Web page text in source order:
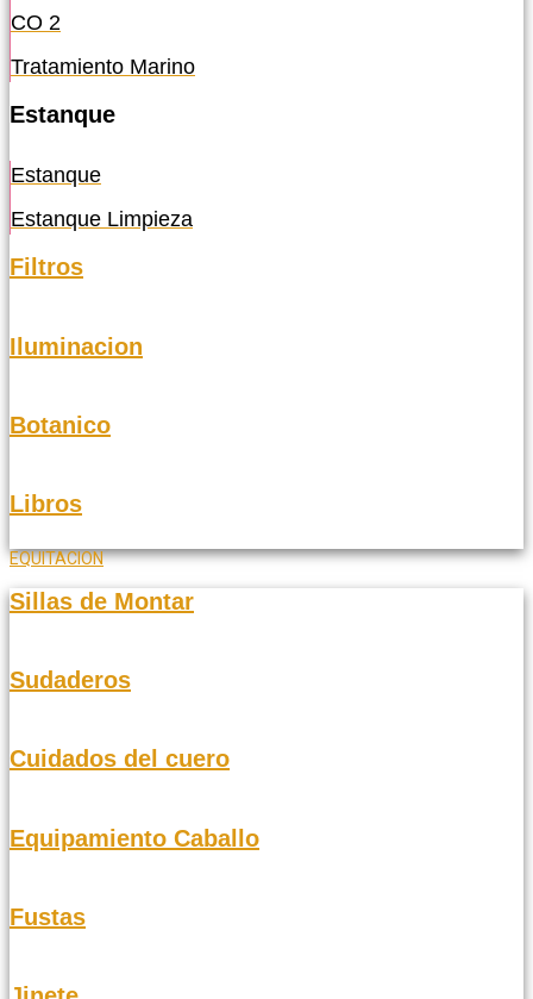
CO 2
Tratamiento Marino
Estanque
Estanque
Estanque Limpieza
Filtros
Iluminacion
Botanico
Libros
EQUITACION
Sillas de Montar
Sudaderos
Cuidados del cuero
Equipamiento Caballo
Fustas